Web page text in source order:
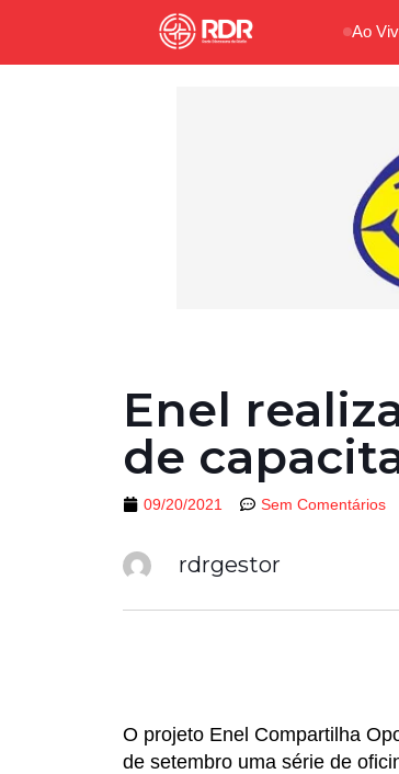
Ao
Enel
de
09/20/2021 Sem Comentários
rdrgestor
O projeto Enel Compartilha
de setembro uma série de